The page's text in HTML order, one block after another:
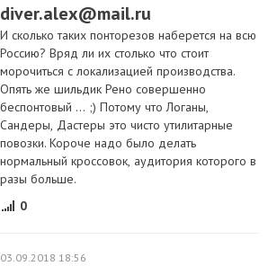
diver.alex@mail.ru
И сколько таких понторезов наберется на всю
Россию? Вряд ли их столько что стоит
морочиться с локализацией производства.
Опять же шильдик Рено совершенно
беспонтовый ... ;) Потому что Логаны,
Сандеры, Дастеры это чисто утилитарные
повозки. Короче надо было делать
нормальный кроссовок, аудитория которого в
разы больше.
0
03.09.2018 18:56